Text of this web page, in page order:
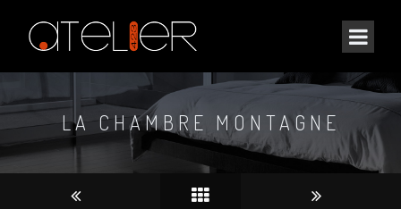
LA CHAMBRE MONTAGNE